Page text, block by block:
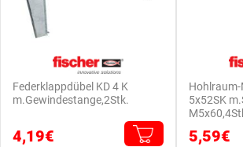
Federklappdübel KD 4 K
m.Gewindestange,2Stk.
4,19€
5x52SK
5,59€